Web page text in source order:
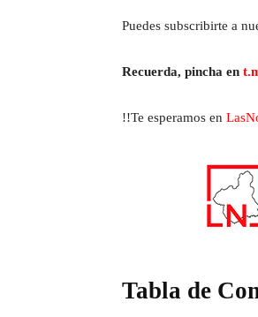
Puedes subscribirte a
Recuerda, pincha en
!!Te esperamos en
Tabla de